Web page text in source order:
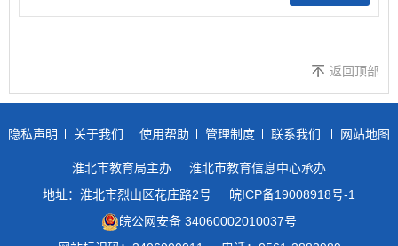
返回顶部
隐私声明 关于我们 使用帮助 管理制度 联系我们 网站地图
淮北市教育局主办
淮北市教育信息中心承办
地址：淮北市烈山区花庄路2号
皖ICP备19008918号-1
皖公网安备 34060002010037号